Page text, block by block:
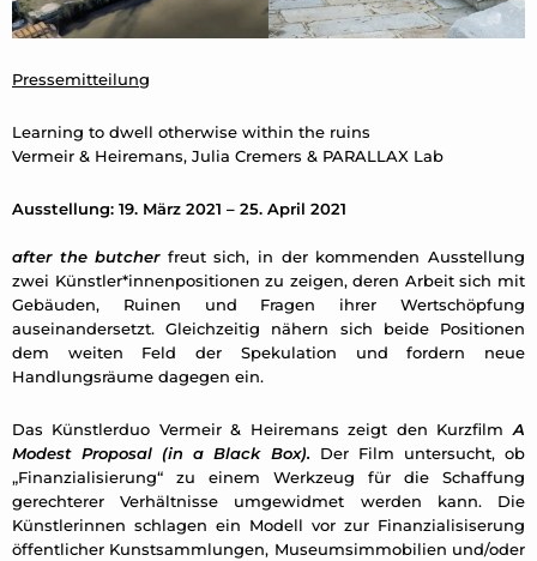
Pressemitteilung
Learning to dwell otherwise within the ruins
Vermeir & Heiremans, Julia Cremers & PARALLAX Lab
Ausstellung: 19. März 2021 – 25. April 2021
after the butcherfreut sich, in der kommenden Ausstellung
zwei Künstler*innenpositionen zu zeigen, deren Arbeit sich mit
Gebäuden, Ruinen und Fragen ihrer Wertschöpfung
auseinandersetzt. Gleichzeitig nähern sich beide Positionen
dem weiten Feld der Spekulation und fordern neue
Handlungsräume dagegen ein.
Das Künstlerduo Vermeir & Heiremans zeigt den Kurzfilm A
Modest Proposal (in a Black Box). Der Film untersucht, ob
„Finanzialisierung“ zu einem Werkzeug für die Schaffung
gerechterer Verhältnisse umgewidmet werden kann. Die
Künstlerinnen schlagen ein Modell vor zur Finanzialisiserung
öffentlicher Kunstsammlungen, Museumsimmobilien und/oder